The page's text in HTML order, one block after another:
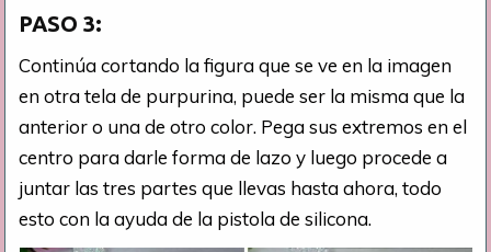
PASO 3:
Continúa cortando la figura que se ve en la imagen
en otra tela de purpurina, puede ser la misma que la
anterior o una de otro color. Pega sus extremos en el
centro para darle forma de lazo y luego procede a
juntar las tres partes que llevas hasta ahora, todo
esto con la ayuda de la pistola de silicona.